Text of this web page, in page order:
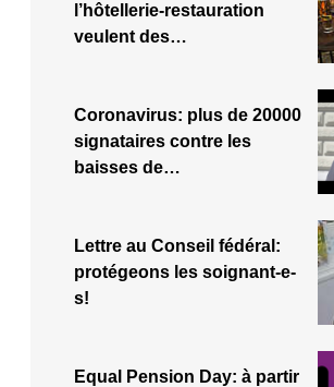
l’hôtellerie-restauration
veulent des…
Coronavirus: plus de 20000
signataires contre les
baisses de…
Lettre au Conseil fédéral:
protégeons les soignant-e-
s!
Equal Pension Day: à partir